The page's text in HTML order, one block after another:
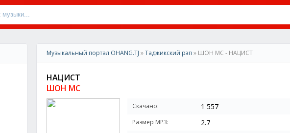
Музыкальный портал OHANG.TJ »Таджикский рэп » ШОН МС - НАЦИСТ
НАЦИСТ
ШОН МС
Скачано: 1 557
Размер MP3: 2.7